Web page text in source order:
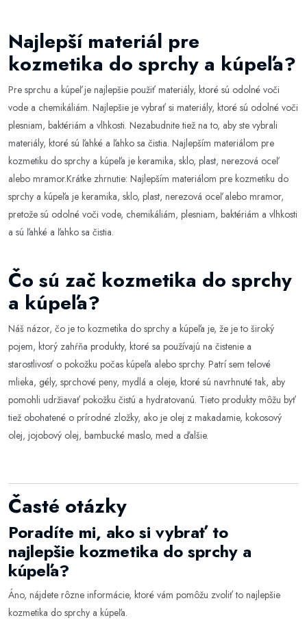
Najlepší materiál pre
kozmetika do sprchy a kúpeľa?
Pre sprchu a kúpeľ je najlepšie použiť materiály, ktoré sú odolné voči
vode a chemikáliám. Najlepšie je vybrať si materiály, ktoré sú odolné voči
plesniam, baktériám a vlhkosti. Nezabudnite tiež na to, aby ste vybrali
materiály, ktoré sú ľahké a ľahko sa čistia. Najlepším materiálom pre
kozmetiku do sprchy a kúpeľa je keramika, sklo, plast, nerezová oceľ
alebo mramor.Krátke zhrnutie: Najlepším materiálom pre kozmetiku do
sprchy a kúpeľa je keramika, sklo, plast, nerezová oceľ alebo mramor,
pretože sú odolné voči vode, chemikáliám, plesniam, baktériám a vlhkosti
a sú ľahké a ľahko sa čistia.
Čo sú zač kozmetika do sprchy
a kúpeľa?
Náš názor, čo je to kozmetika do sprchy a kúpeľa je, že je to široký
pojem, ktorý zahŕňa produkty, ktoré sa používajú na čistenie a
starostlivosť o pokožku počas kúpeľa alebo sprchy. Patrí sem telové
mlieka, gély, sprchové peny, mydlá a oleje, ktoré sú navrhnuté tak, aby
pomohli udržiavať pokožku čistú a hydratovanú. Tieto produkty môžu byť
tiež obohatené o prírodné zložky, ako je olej z makadamie, kokosový
olej, jojobový olej, bambucké maslo, med a ďalšie.
Časté otázky
Poradíte mi, ako si vybrať to
najlepšie kozmetika do sprchy a
kúpeľa?
Áno, nájdete rôzne informácie, ktoré vám pomôžu zvoliť to najlepšie
kozmetika do sprchy a kúpeľa.